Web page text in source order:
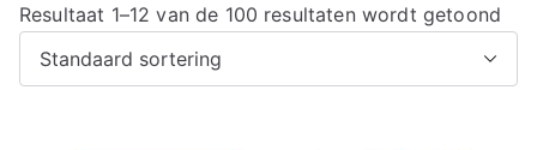
Resultaat 1–12 van de 100 resultaten wordt getoond